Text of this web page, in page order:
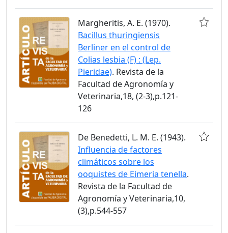
Margheritis, A. E. (1970).
Bacillus thuringiensis
Berliner en el control de
Colias lesbia (F) : (Lep.
Pieridae). Revista de la
Facultad de Agronomía y
Veterinaria,18, (2-3),p.121-
126
De Benedetti, L. M. E. (1943).
Influencia de factores
climáticos sobre los
ooquistes de Eimeria tenella.
Revista de la Facultad de
Agronomía y Veterinaria,10,
(3),p.544-557